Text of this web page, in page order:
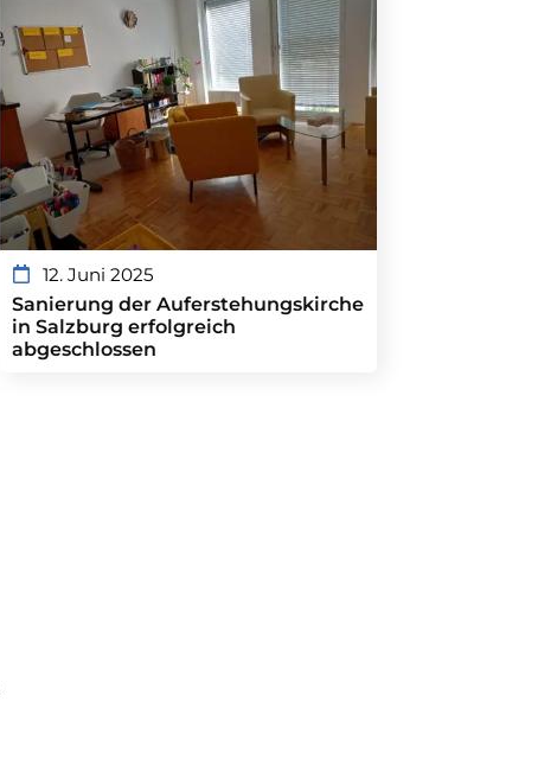
12. Juni 2025
Sanierung der Auferstehungskirche
in Salzburg erfolgreich
abgeschlossen